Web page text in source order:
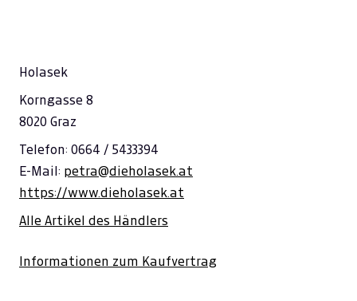
Holasek
Korngasse 8
8020 Graz
Telefon: 0664 / 5433394
E-Mail: petra@dieholasek.at
https://www.dieholasek.at
Alle Artikel des Händlers
Informationen zum Kaufvertrag